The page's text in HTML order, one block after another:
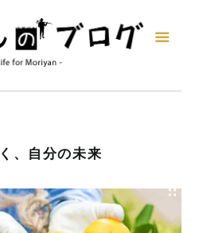
、自分の未来